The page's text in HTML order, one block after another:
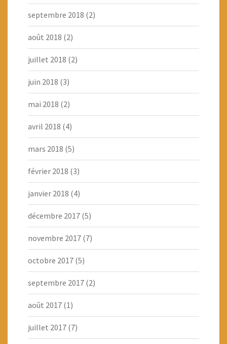
septembre 2018 (2)
août 2018 (2)
juillet 2018 (2)
juin 2018 (3)
mai 2018 (2)
avril 2018 (4)
mars 2018 (5)
février 2018 (3)
janvier 2018 (4)
décembre 2017 (5)
novembre 2017 (7)
octobre 2017 (5)
septembre 2017 (2)
août 2017 (1)
juillet 2017 (7)